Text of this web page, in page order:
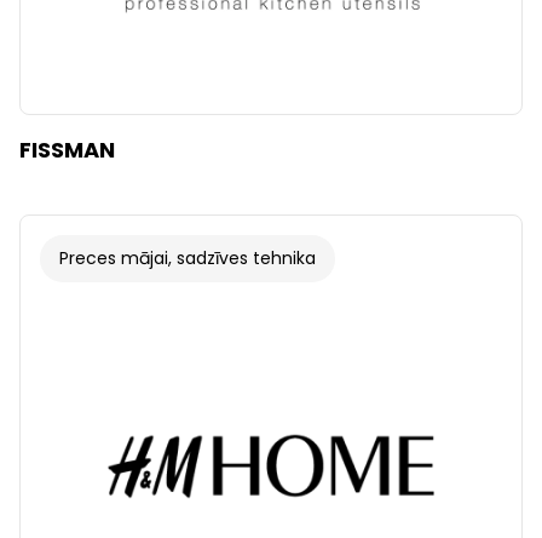
FISSMAN
Preces mājai, sadzīves tehnika